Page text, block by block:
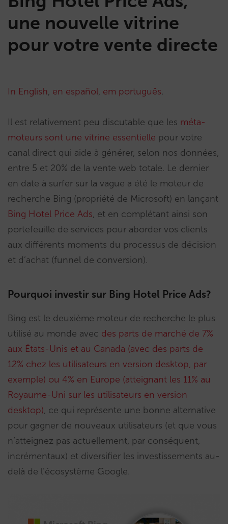
une nouvelle vitrine
pour votre vente directe
In English, en español, em português.
Il est relativement peu discutable que les méta-
moteurs sont une vitrine essentielle pour votre
canal direct qui aide à générer, selon nos données,
entre 5 et 20% de la vente web totale. Le dernier
en date à surfer sur la vague a été le moteur de
recherche Bing (propriété de Microsoft) en lançant
Bing Hotel Price Ads, et en complétant ainsi son
portefeuille de services pour aborder vos clients
aux différents moments du processus de décision
et d’achat (funnel de conversion).
Pourquoi investir sur Bing Hotel Price Ads?
Bing est le deuxième moteur de recherche le plus
utilisé au monde avec des parts de marché de 7%
aux États-Unis et au Canada (avec des parts de
12% chez les utilisateurs en version desktop, par
exemple) ou 4% en Europe (atteignant les 11% au
Royaume-Uni sur les utilisateurs en version
desktop), ce qui représente une bonne alternative
pour gagner de nouveaux utilisateurs (et que vous
n’atteignez pas actuellement, par conséquent,
incrémentaux) et diversifier les investissements au-
delà de l’écosystème Google.